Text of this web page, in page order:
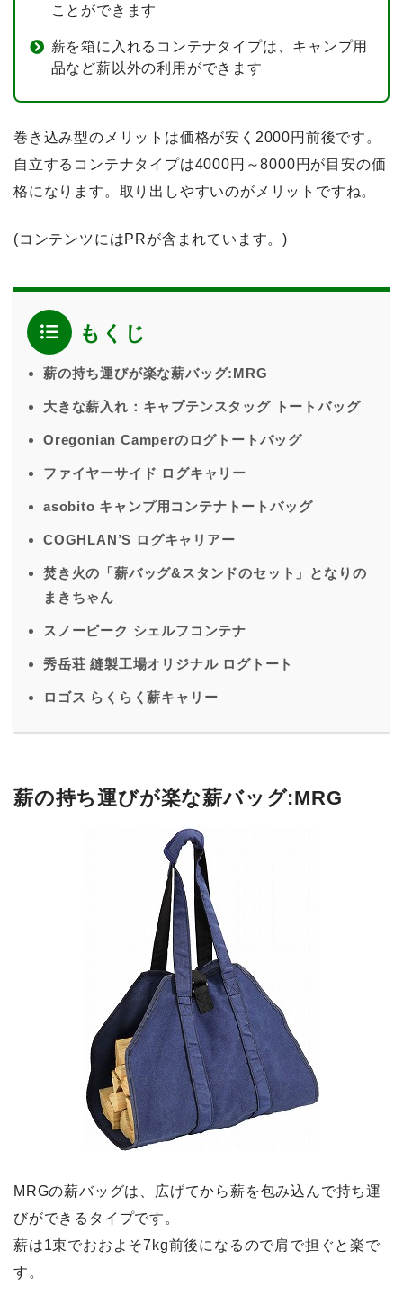
ことができます
薪を箱に入れるコンテナタイプは、キャンプ用
品など薪以外の利用ができます
巻き込み型のメリットは価格が安く2000円前後です。
自立するコンテナタイプは4000円～8000円が目安の価
格になります。取り出しやすいのがメリットですね。
(コンテンツにはPRが含まれています。)
もくじ
薪の持ち運びが楽な薪バッグ:MRG
大きな薪入れ：キャプテンスタッグ トートバッグ
Oregonian Camperのログトートバッグ
ファイヤーサイド ログキャリー
asobito キャンプ用コンテナトートバッグ
COGHLAN’S ログキャリアー
焚き火の「薪バッグ&スタンドのセット」となりの
まきちゃん
スノーピーク シェルフコンテナ
秀岳荘 縫製工場オリジナル ログトート
ロゴス らくらく薪キャリー
薪の持ち運びが楽な薪バッグ:MRG
MRGの薪バッグは、広げてから薪を包み込んで持ち運
びができるタイプです。
薪は1束でおおよそ7kg前後になるので肩で担ぐと楽で
す。